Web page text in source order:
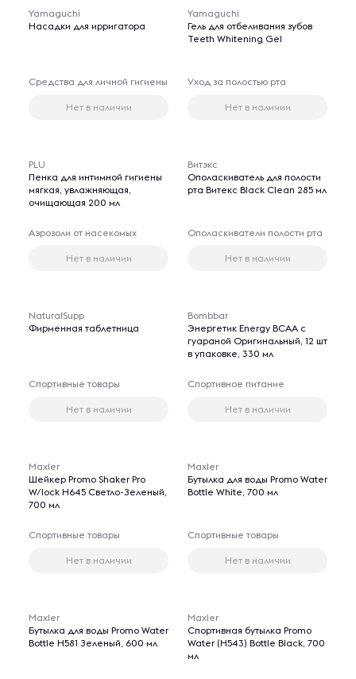
Yamaguchi
Насадки для ирригатора
Средства для личной гигиены
Нет в наличии
Yamaguchi
Гель для отбеливания зубов
Teeth Whitening Gel
Уход за полостью рта
Нет в наличии
PLU
Пенка для интимной гигиены
мягкая, увлажняющая,
очищающая 200 мл
Аэрозоли от насекомых
Нет в наличии
Витэкс
Ополаскиватель для полости
рта Витекс Black Clean 285 мл
Ополаскиватели полости рта
Нет в наличии
NaturalSupp
Фирменная таблетница
Спортивные товары
Нет в наличии
Bombbar
Энергетик Energy BCAA с
гуараной Оригинальный, 12 шт
в упаковке, 330 мл
Спортивное питание
Нет в наличии
Maxler
Шейкер Promo Shaker Pro
W/lock H645 Светло-Зеленый,
700 мл
Спортивные товары
Нет в наличии
Maxler
Бутылка для воды Promo Water
Bottle White, 700 мл
Спортивные товары
Нет в наличии
Maxler
Бутылка для воды Promo Water
Bottle H581 Зеленый, 600 мл
Maxler
Спортивная бутылка Promo
Water (H543) Bottle Black, 700
мл